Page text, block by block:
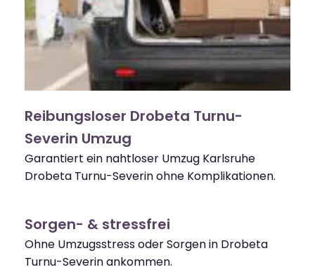
Reibungsloser Drobeta Turnu-
Severin Umzug
Garantiert ein nahtloser Umzug Karlsruhe
Drobeta Turnu-Severin ohne Komplikationen.
Sorgen- & stressfrei
Ohne Umzugsstress oder Sorgen in Drobeta
Turnu-Severin ankommen.